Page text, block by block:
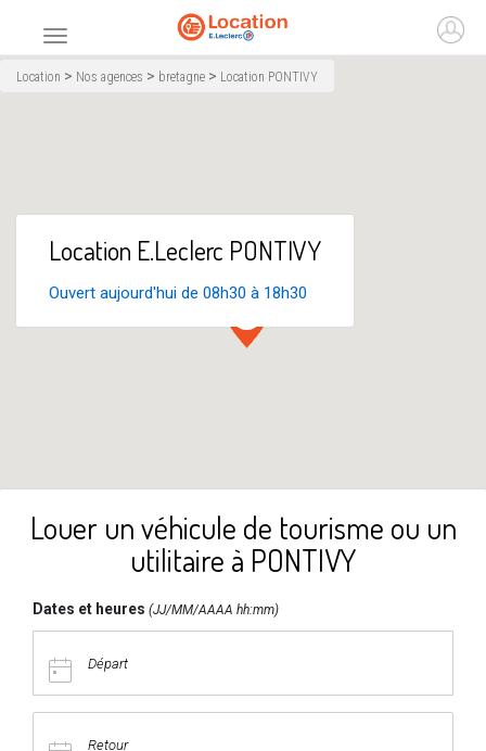
Menu principal
Accueil
Location > Nos agences > bretagne > Location PONTIVY
Location E.Leclerc PONTIVY
Ouvert aujourd'hui de 08h30 à 18h30
Louer un véhicule de tourisme ou un
utilitaire à PONTIVY
Dates et heures (JJ/MM/AAAA hh:mm)